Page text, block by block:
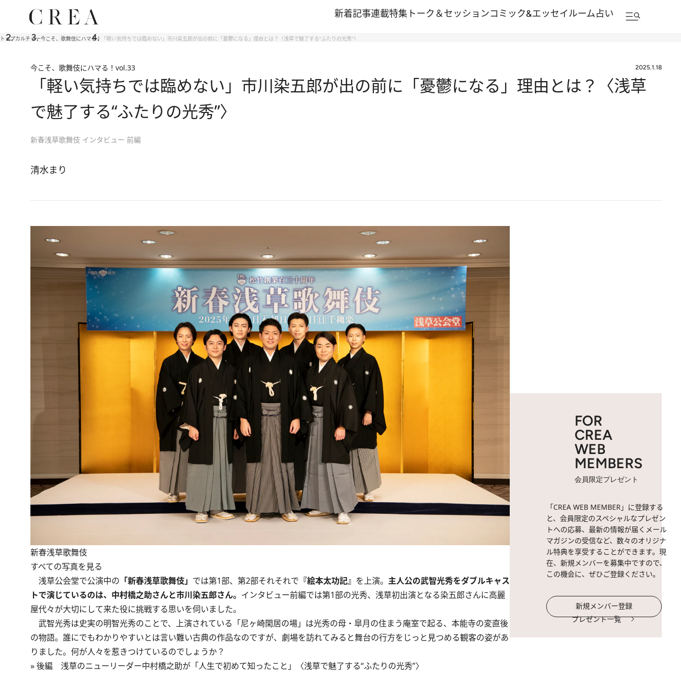
新着記事連載特集 トーク＆セッションコミック&エッセイルーム占い
トップカルチャー今こそ、歌舞伎にハマる！ 「軽い気持ちでは臨めない」市川染五郎が出の前に「憂鬱になる」理由とは？〈浅草で魅了する“ふたりの光秀”〉
今こそ、歌舞伎にハマる！ vol.33 2025.1.18
「軽い気持ちでは臨めない」市川染五郎が出の前に「憂鬱になる」理由とは？〈浅草
で魅了する“ふたりの光秀”〉
新春浅草歌舞伎 インタビュー 前編
清水まり
新春浅草歌舞伎
すべての写真を見る
浅草公会堂で公演中の 「新春浅草歌舞伎」 では第1部、第2部それそれで 『絵本太功記』 を上演。 主人公の武智光秀をダブルキャス
トで演じているのは、中村橋之助さんと市川染五郎さん。 インタビュー前編では第1部の光秀、浅草初出演となる染五郎さんに高麗
屋代々が大切にして来た役に挑戦する思いを伺いました。
武智光秀は史実の明智光秀のことで、上演されている「尼ヶ崎閑居の場」は光秀の母・皐月の住まう庵室で起る、本能寺の変直後
の物語。誰にでもわかりやすいとは言い難い古典の作品なのですが、劇場を訪れてみると舞台の行方をじっと見つめる観客の姿があ
りました。何が人々を惹きつけているのでしょうか？
»後編 浅草のニューリーダー中村橋之助が「人生で初めて知ったこと」〈浅草で魅了する“ふたりの光秀”〉
FOR
CREA
WEB
MEMBERS
会員限定プレゼント
「CREA WEB MEMBER」に登録する
と、会員限定のスペシャルなプレゼン
トへの応募、最新の情報が届くメール
マガジンの受信など、数々のオリジナ
ル特典を享受することができます。現
在、新規メンバーを募集中ですので、
この機会に、ぜひご登録ください。
新規メンバー登録
プレゼント一覧